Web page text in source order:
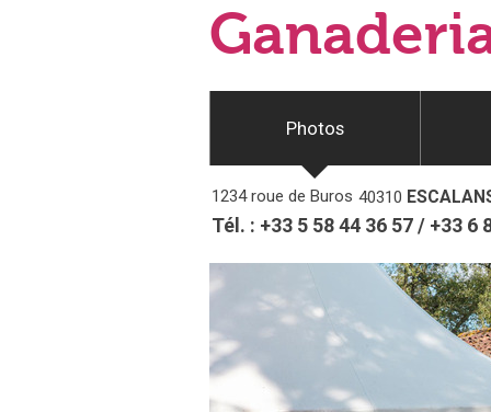
Photos
1234 roue de Buros 40310
Tél. : +33 5 58 44 36 57 / +33 6